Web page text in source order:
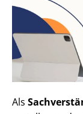
Als